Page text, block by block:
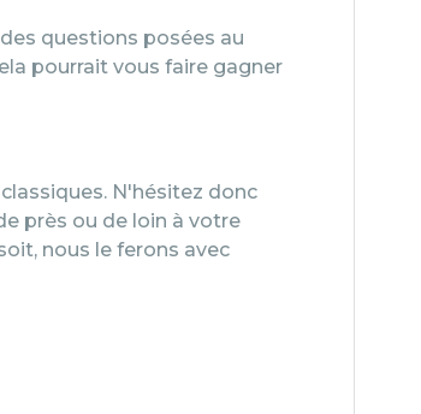
questions posées au
pourrait vous faire gagner
N'hésitez donc
près ou de loin à votre
nous le ferons avec